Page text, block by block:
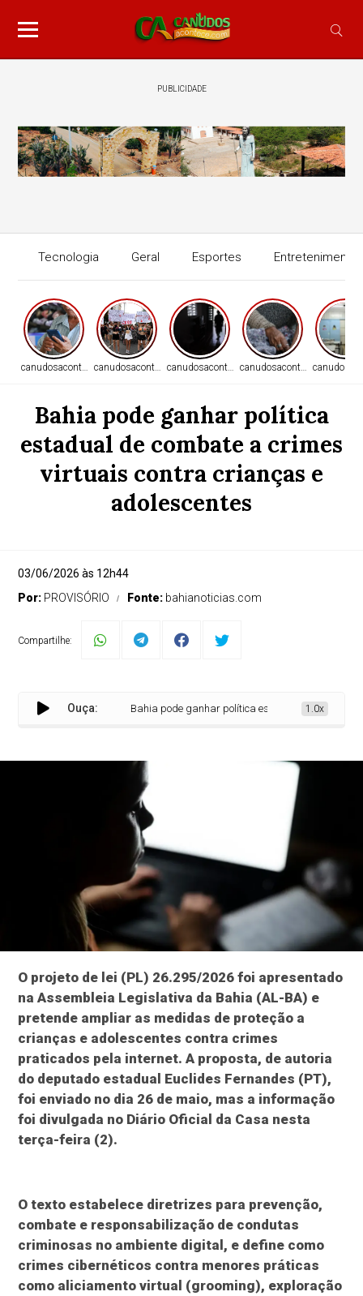
PUBLICIDADE
Tecnologia Geral Esportes Entretenimento
canudosacontece.comcanudosacontece.comcanudosacontece.comcanudosacontece.com
Bahia pode ganhar política
estadual de combate a crimes
virtuais contra crianças e
adolescentes
03/06/2026 às 12h44
Por: PROVISÓRIO Fonte: bahianoticias.com
Compartilhe:
Ouça: Bahia pode ganhar política estadual de combate a
1.0x
O projeto de lei (PL) 26.295/2026 foi apresentado
na Assembleia Legislativa da Bahia (AL-BA) e
pretende ampliar as medidas de proteção a
crianças e adolescentes contra crimes
praticados pela internet. A proposta, de autoria
do deputado estadual Euclides Fernandes (PT),
foi enviado no dia 26 de maio, mas a informação
foi divulgada no Diário Oficial da Casa nesta
terça-feira (2).
O texto estabelece diretrizes para prevenção,
combate e responsabilização de condutas
criminosas no ambiente digital, e define como
crimes cibernéticos contra menores práticas
como aliciamento virtual (grooming), exploração